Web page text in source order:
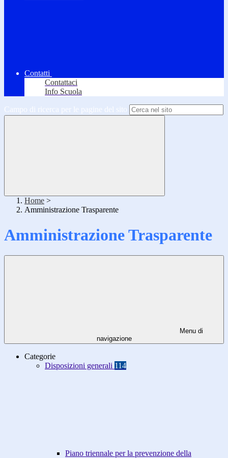
Contatti
Contattaci
Info Scuola
Campo di ricerca per le pagine del sito
Home >
Amministrazione Trasparente
Amministrazione Trasparente
Menu di
navigazione
Categorie
Disposizioni generali 114
Piano triennale per la prevenzione della